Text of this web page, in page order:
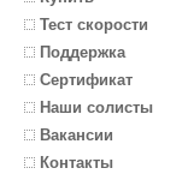
Тест скорости
Поддержка
Сертификат
Наши солисты
Вакансии
Контакты